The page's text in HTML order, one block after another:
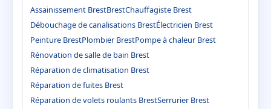
Assainissement BrestBrestChauffagiste Brest
Débouchage de canalisations BrestÉlectricien Brest
Peinture BrestPlombier BrestPompe à chaleur Brest
Rénovation de salle de bain Brest
Réparation de climatisation Brest
Réparation de fuites Brest
Réparation de volets roulants BrestSerrurier Brest